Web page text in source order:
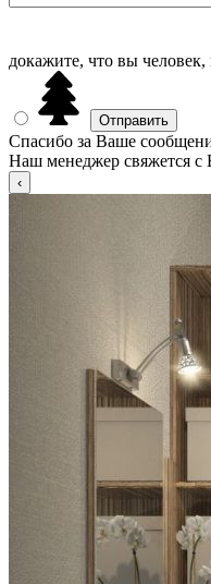
докажите, что вы человек,
Спасибо за Ваше
Наш менеджер свяжется